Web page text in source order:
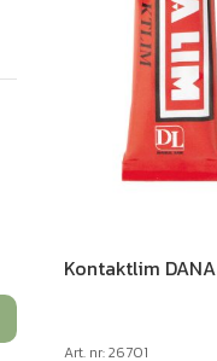
Kontaktlim DANA
Art. nr: 26701